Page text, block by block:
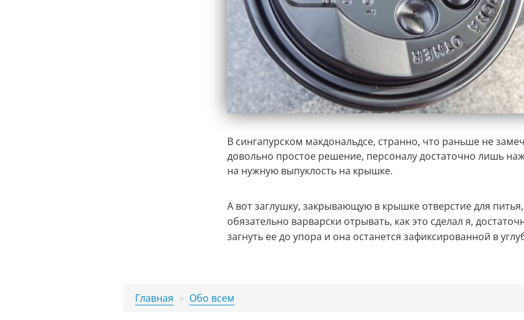
В сингапурском макдональдсе, странно, что раньше не
довольно простое решение, персоналу достаточно лишь
на нужную выпуклость на крышке.
А вот заглушку, закрывающую в крышке отверстие для
обязательно варварски отрывать, как это сделал я,
загнуть ее до упора и она останется зафиксированной в
Главная » Обо всем